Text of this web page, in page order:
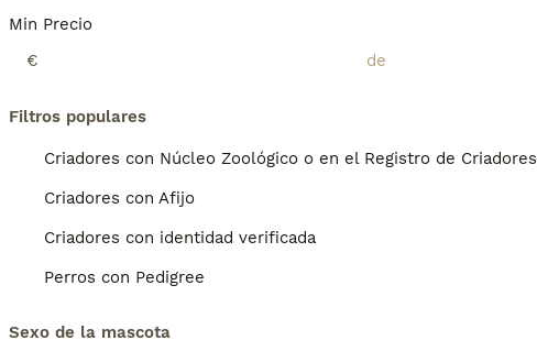
Min Precio
€
Filtros populares
Criadores con Núcleo Zoológico o en el Registro de Criadores
Criadores con Afijo
Criadores con identidad verificada
Perros con Pedigree
Sexo de la mascota